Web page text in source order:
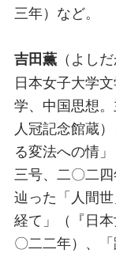
三年）など。
吉田薫 （よし
日本女子大学
学、中国思想
人冠記念館蔵
る変法への情
三号、二〇二
辿った「人間
経て」（『日
〇二二年）、